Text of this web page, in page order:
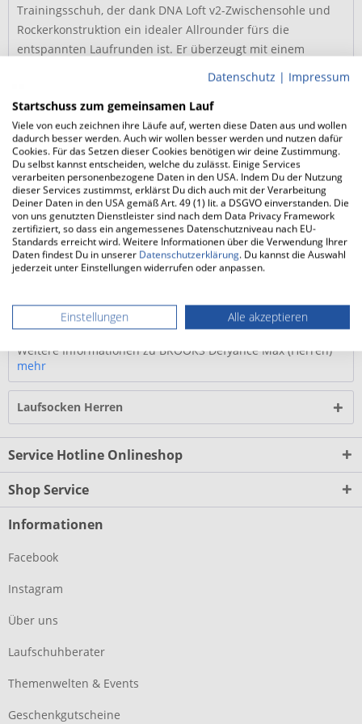
Trainingsschuh, der dank DNA Loft v2-Zwischensohle und
Rockerkonstruktion ein idealer Allrounder fürs die
entspannten Laufrunden ist. Er überzeugt mit einem
geschmeidigen Abrollverhalten, komfortabler Passform und
Zwischensohle mit DNA Loft v2-Schaum und
GlideRoll-Aufbau
Der in der Zwischensohle genutzte DNA Loft v2-
Dämpfungsschaum hat sich bereits in anderen Modellen
bewiesen. Der BROOKS Defyance Max...mehr
FAQ
Weitere Produktinfos vom Hersteller
Weitere Informationen zu BROOKS Defyance Max (Herren)
mehr
Laufsocken Herren
Service Hotline Onlineshop
Shop Service
Informationen
Facebook
Instagram
Über uns
Laufschuhberater
Themenwelten & Events
Geschenkgutscheine
Datenschutz | Impressum
Startschuss zum gemeinsamen Lauf
Viele von euch zeichnen ihre Läufe auf, werten diese Daten aus und wollen
dadurch besser werden. Auch wir wollen besser werden und nutzen dafür
Cookies. Für das Setzen dieser Cookies benötigen wir deine Zustimmung.
Du selbst kannst entscheiden, welche du zulässt. Einige Services
verarbeiten personenbezogene Daten in den USA. Indem Du der Nutzung
dieser Services zustimmst, erklärst Du dich auch mit der Verarbeitung
Deiner Daten in den USA gemäß Art. 49 (1) lit. a DSGVO einverstanden. Die
von uns genutzten Dienstleister sind nach dem Data Privacy Framework
zertifiziert, so dass ein angemessenes Datenschutzniveau nach EU-
Standards erreicht wird. Weitere Informationen über die Verwendung Ihrer
Daten findest Du in unserer Datenschutzerklärung. Du kannst die Auswahl
jederzeit unter Einstellungen widerrufen oder anpassen.
Einstellungen Alle akzeptieren